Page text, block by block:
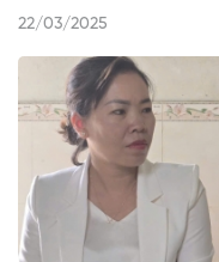
22/03/2025